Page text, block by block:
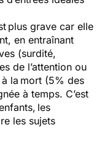
plus grave car elle
en entraînant
(surdité,
de l’attention ou
la mort (5% des
à temps. C’est
les
les sujets